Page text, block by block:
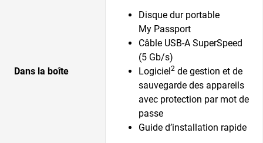
Dans la boîte
Disque dur portable
My Passport
Câble USB-A SuperSpeed
(5 Gb/s)
Logiciel2 de gestion et de
sauvegarde des appareils
avec protection par mot de
passe
Guide d’installation rapide